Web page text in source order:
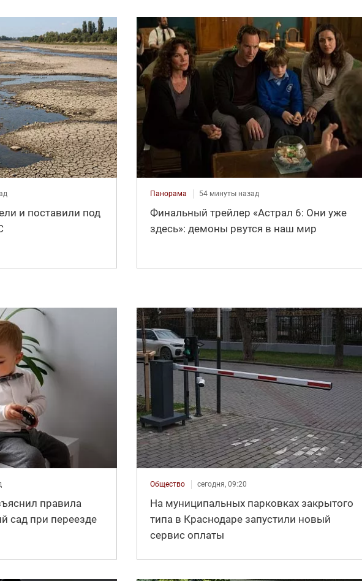
и поставили под
Панорама 54 минуты назад
Финальный трейлер «Астрал 6: Они уже
здесь»: демоны рвутся в наш мир
правила
сад при переезде
Общество сегодня, 09:20
На муниципальных парковках закрытого
типа в Краснодаре запустили новый
сервис оплаты